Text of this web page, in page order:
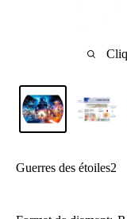
Guerres des étoiles2